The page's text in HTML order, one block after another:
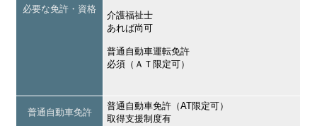
必要な免許・資格
介護福祉士
あれば尚可
普通自動車運転免許
必須（ＡＴ限定可）
普通自動車免許
普通自動車免許（AT限定可）
取得支援制度有